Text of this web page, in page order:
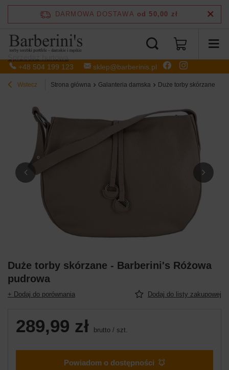
+48 504 199 123 sklep@barberinis.pl
DARMOWA DOSTAWA od 50,00 zł
Wstecz Strona główna Galanteria damska Duże torby skórzane -
Duże torby skórzane - Barberini's Różowa
pudrowa
+ Dodaj do porównania Dodaj do listy zakupowej
289,99 zł brutto / szt.
Powiadom o dostępności